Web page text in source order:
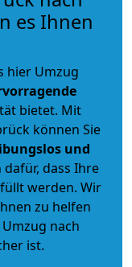
es Ihnen
hier Umzug
bietet. Mit
können Sie
und
dass Ihre
werden. Wir
zu helfen
nach
ist.